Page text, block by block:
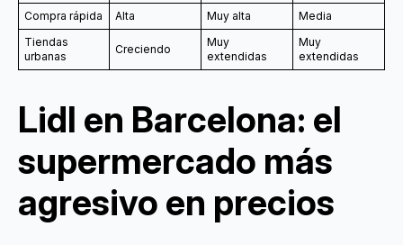
Compra rápida
Alta Muy alta
Media
Tiendas
urbanas
Creciendo
Muy
extendidas
Muy
extendidas
Lidl en Barcelona: el
supermercado más
agresivo en precios